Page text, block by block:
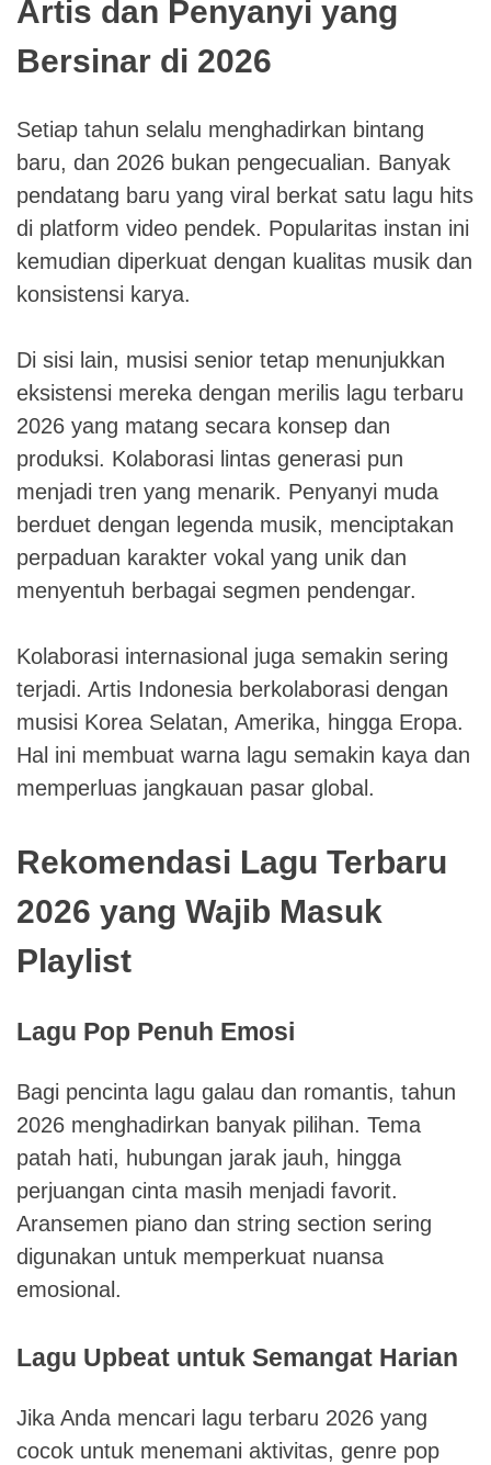
Artis dan Penyanyi yang
Bersinar di 2026
Setiap tahun selalu menghadirkan bintang
baru, dan 2026 bukan pengecualian. Banyak
pendatang baru yang viral berkat satu lagu hits
di platform video pendek. Popularitas instan ini
kemudian diperkuat dengan kualitas musik dan
konsistensi karya.
Di sisi lain, musisi senior tetap menunjukkan
eksistensi mereka dengan merilis lagu terbaru
2026 yang matang secara konsep dan
produksi. Kolaborasi lintas generasi pun
menjadi tren yang menarik. Penyanyi muda
berduet dengan legenda musik, menciptakan
perpaduan karakter vokal yang unik dan
menyentuh berbagai segmen pendengar.
Kolaborasi internasional juga semakin sering
terjadi. Artis Indonesia berkolaborasi dengan
musisi Korea Selatan, Amerika, hingga Eropa.
Hal ini membuat warna lagu semakin kaya dan
memperluas jangkauan pasar global.
Rekomendasi Lagu Terbaru
2026 yang Wajib Masuk
Playlist
Lagu Pop Penuh Emosi
Bagi pencinta lagu galau dan romantis, tahun
2026 menghadirkan banyak pilihan. Tema
patah hati, hubungan jarak jauh, hingga
perjuangan cinta masih menjadi favorit.
Aransemen piano dan string section sering
digunakan untuk memperkuat nuansa
emosional.
Lagu Upbeat untuk Semangat Harian
Jika Anda mencari lagu terbaru 2026 yang
cocok untuk menemani aktivitas, genre pop